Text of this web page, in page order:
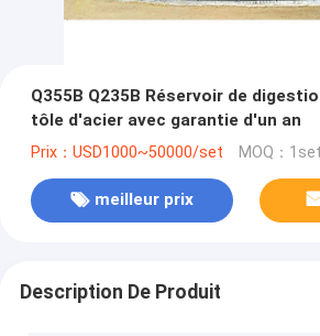
Q355B Q235B Réservoir de
tôle d'acier avec garantie d'un an
Prix：USD1000~50000/set MOQ：1set
meilleur prix
Description De Produit